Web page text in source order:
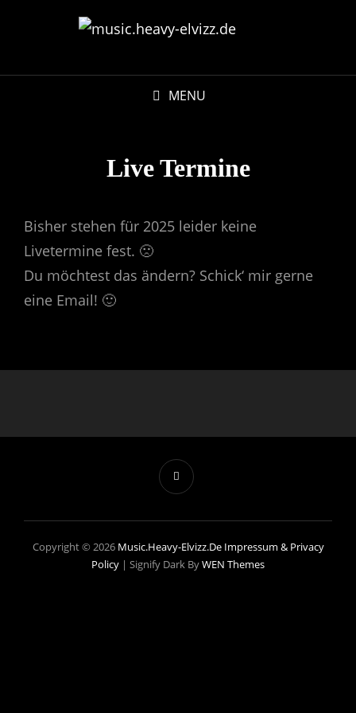
MENU
Live Termine
Bisher stehen für 2025 leider keine
Livetermine fest. 🙁
Du möchtest das ändern? Schick‘ mir gerne
eine Email! 🙂
Copyright © 2026 Music.heavy-Elvizz.de Impressum & Privacy
Policy | Signify Dark ByWEN Themes